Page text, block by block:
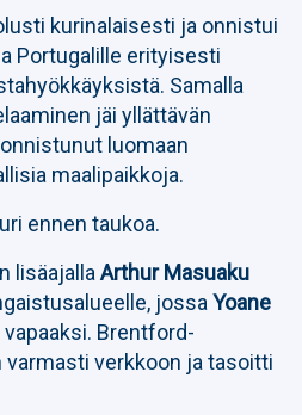
kurinalaisesti ja onnistui
Portugalille erityisesti
Samalla
jäi yllättävän
luomaan
maalipaikkoja.
ennen taukoa.
lisäajalla Arthur Masuaku
jossa Yoane
Brentford-
varmasti verkkoon ja tasoitti